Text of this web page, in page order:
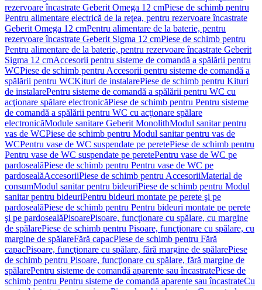
rezervoare încastrate Geberit Omega 12 cmPiese de schimb pentru
Pentru alimentare electrică de la reţea, pentru rezervoare încastrate
Geberit Omega 12 cmPentru alimentare de la baterie, pentru
rezervoare încastrate Geberit Sigma 12 cmPiese de schimb pentru
Pentru alimentare de la baterie, pentru rezervoare încastrate Geberit
Sigma 12 cmAccesorii pentru sisteme de comandă a spălării pentru
WCPiese de schimb pentru Accesorii pentru sisteme de comandă a
spălării pentru WCKituri de instalarePiese de schimb pentru Kituri
de instalarePentru sisteme de comandă a spălării pentru WC cu
acţionare spălare electronicăPiese de schimb pentru Pentru sisteme
de comandă a spălării pentru WC cu acţionare spălare
electronicăModule sanitare Geberit MonolithModul sanitar pentru
vas de WCPiese de schimb pentru Modul sanitar pentru vas de
WCPentru vase de WC suspendate pe peretePiese de schimb pentru
Pentru vase de WC suspendate pe peretePentru vase de WC pe
pardosealăPiese de schimb pentru Pentru vase de WC pe
pardosealăAccesoriiPiese de schimb pentru AccesoriiMaterial de
consumModul sanitar pentru bideuriPiese de schimb pentru Modul
sanitar pentru bideuriPentru bideuri montate pe perete şi pe
pardosealăPiese de schimb pentru Pentru bideuri montate pe perete
şi pe pardosealăPisoarePisoare, funcţionare cu spălare, cu margine
de spălarePiese de schimb pentru Pisoare, funcţionare cu spălare, cu
margine de spălareFără capacPiese de schimb pentru Fără
capacPisoare, funcţionare cu spălare, fără margine de spălarePiese
de schimb pentru Pisoare, funcţionare cu spălare, fără margine de
spălarePentru sisteme de comandă aparente sau încastratePiese de
schimb pentru Pentru sisteme de comandă aparente sau încastrateCu